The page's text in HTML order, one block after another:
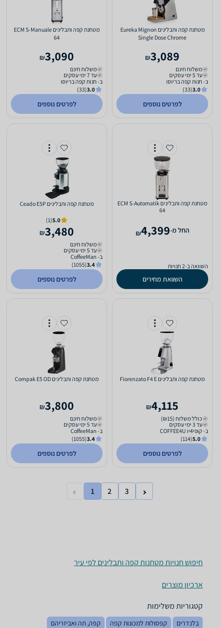
מטחנת ‏קפה ותבלינים Eureka Mignon
Single Dose Chrome
3,089
₪
משלוח חינם
עד 5 ימי עסקים
ב- חנות קפה בריוסו
3.0
(33)
לפרטים נוספים
מטחנת ‏קפה ותבלינים ECM S-Manuale
64
3,090
₪
משלוח חינם
עד 7 ימי עסקים
ב- חנות קפה בריוסו
3.0
(33)
לפרטים נוספים
מטחנת ‏קפה ותבלינים ECM S-Automatik
64
‫החל מ-4,399
₪
השוואה ב-2 חנויות
השוואת מחירים
מטחנת ‏קפה ותבלינים Ceado E5P
5.0
(1)
3,480
₪
משלוח חינם
עד 5 ימי עסקים
ב- CoffeeMan
3.4
(1055)
לפרטים נוספים
מטחנת ‏קפה ותבלינים Fiorenzato F4 E
4,115
₪
כולל משלוח (₪15)
עד 3 ימי עסקים
ב- קופי4יו COFFEE4U
5.0
(114)
לפרטים נוספים
מטחנת ‏קפה ותבלינים Compak E5 OD
3,800
₪
משלוח חינם
עד 5 ימי עסקים
ב- CoffeeMan
3.4
(1055)
לפרטים נוספים
1 2 3
חיפוש חנויות מטחנות קפה ותבלינים לפי עיר
ארכיון מוצרים
קטגוריות משלימות
בלנדרים קפסולות למכונות קפה
קפה, תה ואביזריהם